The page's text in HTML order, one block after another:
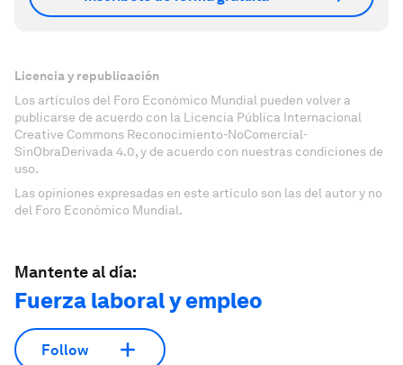
Licencia y republicación
Los artículos del Foro Económico Mundial pueden volver a
publicarse de acuerdo con la Licencia Pública Internacional
Creative Commons Reconocimiento-NoComercial-
SinObraDerivada 4.0, y de acuerdo con nuestras condiciones de
uso.
Las opiniones expresadas en este artículo son las del autor y no
del Foro Económico Mundial.
Mantente al día:
Fuerza laboral y empleo
Follow